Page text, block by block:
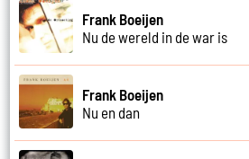
Frank Boeijen
Nu de wereld in de war is
Frank Boeijen
Nu en dan